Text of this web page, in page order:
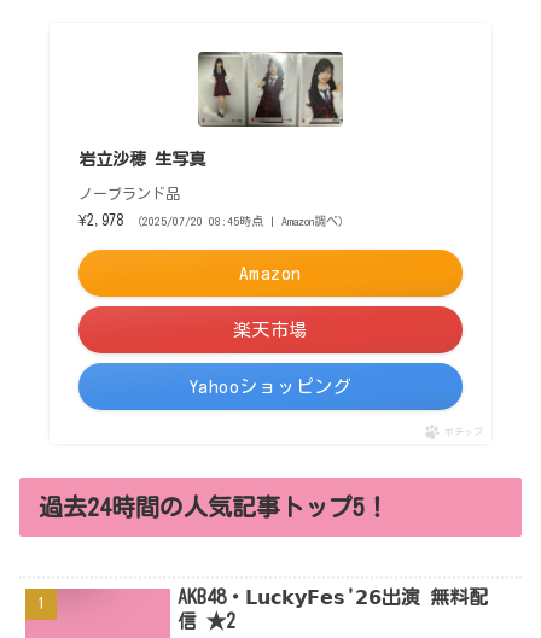
岩立沙穂 生写真
ノーブランド品
¥2,978
（2025/07/20 08:45時点 | Amazon調べ）
Amazon
楽天市場
Yahooショッピング
ポチップ
過去24時間の人気記事トップ5！
AKB48・𝗟𝘂𝗰𝗸𝘆𝗙𝗲𝘀'𝟮𝟲出演 無料配
信 ★2